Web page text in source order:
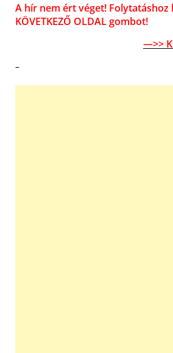
A hír nem ért véget! Folytatáshoz
KÖVETKEZŐ OLDAL gombot!
—>>
–